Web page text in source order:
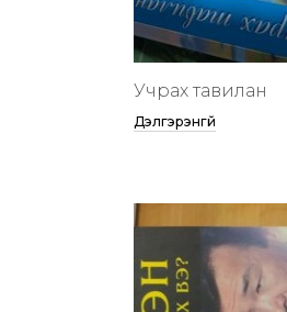
Учрах тавилан
Дэлгэрэнгүй